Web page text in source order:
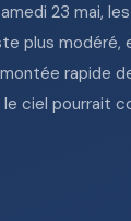
23 mai,
plus
rapide
ciel pourrait